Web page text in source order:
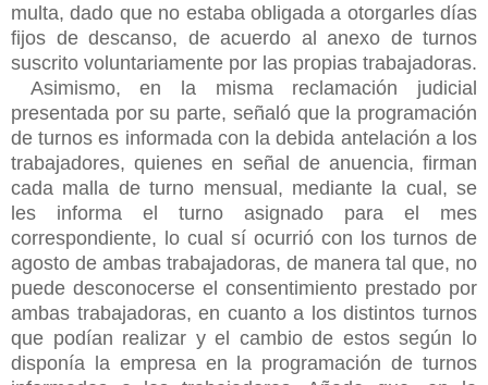
multa, dado que no estaba obligada a otorgarles días
fijos de descanso, de acuerdo al anexo de turnos
suscrito voluntariamente por las propias trabajadoras.
Asimismo, en la misma reclamación judicial
presentada por su parte, señaló que la programación
de turnos es informada con la debida antelación a los
trabajadores, quienes en señal de anuencia, firman
cada malla de turno mensual, mediante la cual, se
les informa el turno asignado para el mes
correspondiente, lo cual sí ocurrió con los turnos de
agosto de ambas trabajadoras, de manera tal que, no
puede desconocerse el consentimiento prestado por
ambas trabajadoras, en cuanto a los distintos turnos
que podían realizar y el cambio de estos según lo
disponía la empresa en la programación de turnos